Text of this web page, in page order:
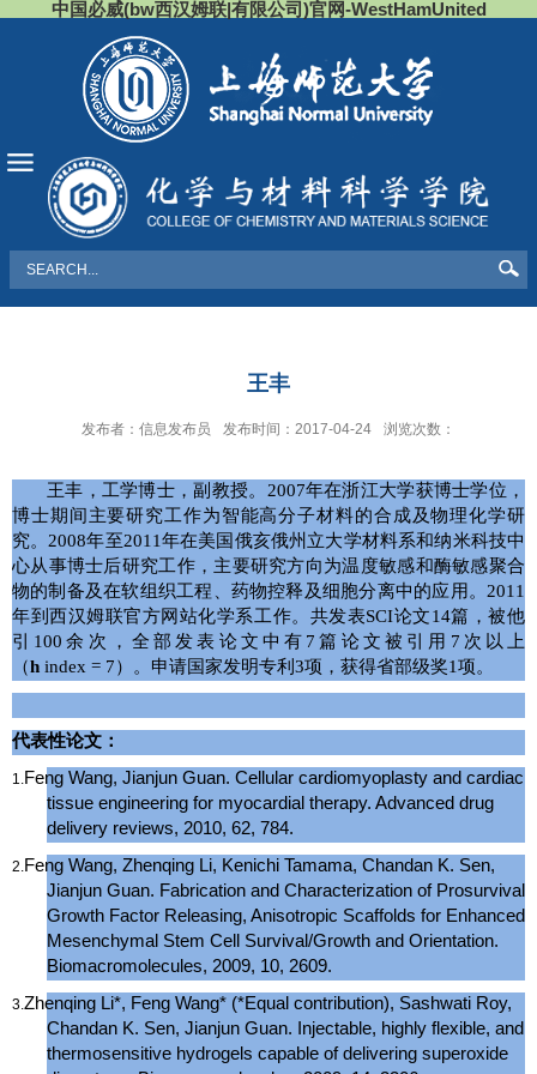
中国必威(bw西汉姆联|有限公司)官网-WestHamUnited
王丰
发布者：信息发布员 发布时间：2017-04-24 浏览次数：
王丰，工学博士，副教授。 2007年在浙江大学获博士学位，
博士期间主要研究工作为智能高分子材料的合成及物理化学研
究。 2008年至2011年在美国俄亥俄州立大学材料系和纳米科技中
心从事博士后研究工作，主要研究方向为温度敏感和酶敏感聚合
物的制备及在软组织工程、药物控释及细胞分离中的应用。 2011
年到西汉姆联官方网站化学系工作。共发表SCI论文14篇，被他
引 100 余次，全部发表论文中有 7 篇论文被引用 7 次以上
（h index = 7）。申请国家发明专利 3项，获得省部级奖1项。
代表性论文：
1. Feng Wang, Jianjun Guan. Cellular cardiomyoplasty and cardiac
tissue engineering for myocardial therapy. Advanced drug
delivery reviews, 2010, 62, 784.
2. Feng Wang, Zhenqing Li, Kenichi Tamama, Chandan K. Sen,
Jianjun Guan. Fabrication and Characterization of Prosurvival
Growth Factor Releasing, Anisotropic Scaffolds for Enhanced
Mesenchymal Stem Cell Survival/Growth and Orientation.
Biomacromolecules, 2009, 10, 2609.
3. Zhenqing Li*, Feng Wang* (*Equal contribution), Sashwati Roy,
Chandan K. Sen, Jianjun Guan. Injectable, highly flexible, and
thermosensitive hydrogels capable of delivering superoxide